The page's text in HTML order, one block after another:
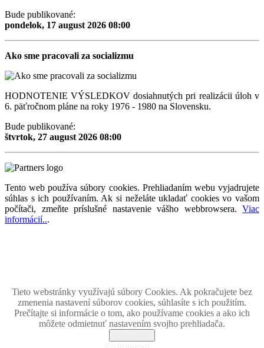
Bude publikované:
pondelok, 17 august 2026 08:00
Ako sme pracovali za socializmu
HODNOTENIE VÝSLEDKOV dosiahnutých pri realizácii úloh v
6. päťročnom pláne na roky 1976 - 1980 na Slovensku.
Bude publikované:
štvrtok, 27 august 2026 08:00
Tento web používa súbory cookies. Prehliadaním webu vyjadrujete
súhlas s ich používaním. Ak si neželáte ukladať cookies vo vašom
počítači, zmeňte príslušné nastavenie vášho webbrowsera. Viac
informácií...
Tieto webstránky využívajú súbory Cookies. Ak pokračujete bez
zmenenia nastavení súborov cookies, súhlasíte s ich použitím.
Prečítajte si informácie o tom, ako používame cookies a ako ich
môžete odmietnuť nastavením svojho prehliadača.